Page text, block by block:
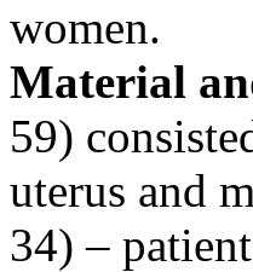
women.
Material
59)
uterus and
34) –